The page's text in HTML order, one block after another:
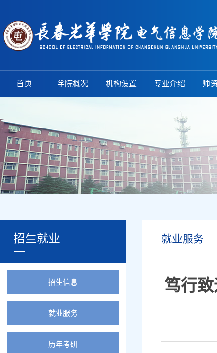
首页 学院概况 机构设置 专业介绍 师
招生就业
招生信息
就业服务
历年考研
就业服务
笃行